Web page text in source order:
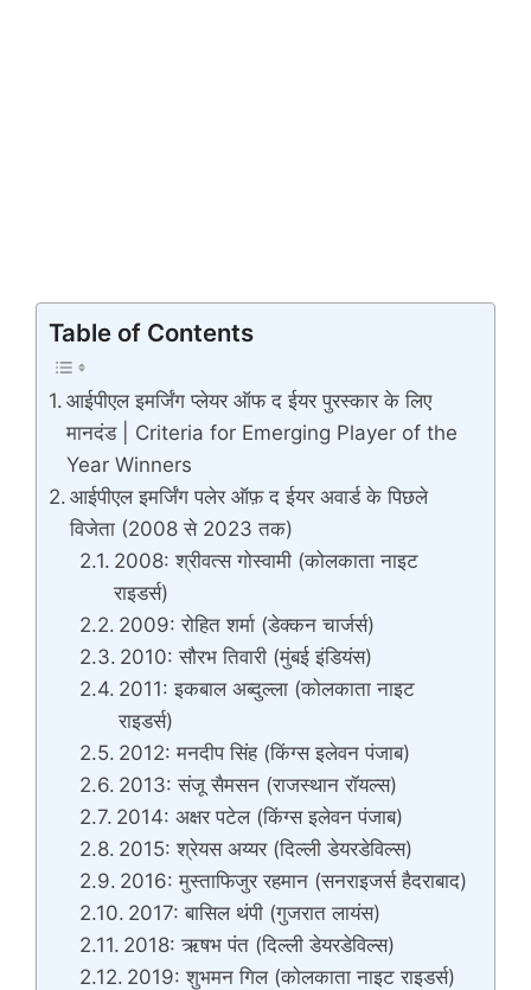
Table of Contents
आईपीएल इमर्जिंग प्लेयर ऑफ द ईयर पुरस्कार के लिए
मानदंड | Criteria for Emerging Player of the
Year Winners
आईपीएल इमर्जिंग पलेर ऑफ़ द ईयर अवार्ड के पिछले
विजेता (2008 से 2023 तक)
2008: श्रीवत्स गोस्वामी (कोलकाता नाइट
राइडर्स)
2009: रोहित शर्मा (डेक्कन चार्जर्स)
2010: सौरभ तिवारी (मुंबई इंडियंस)
2011: इकबाल अब्दुल्ला (कोलकाता नाइट
राइडर्स)
2012: मनदीप सिंह (किंग्स इलेवन पंजाब)
2013: संजू सैमसन (राजस्थान रॉयल्स)
2014: अक्षर पटेल (किंग्स इलेवन पंजाब)
2015: श्रेयस अय्यर (दिल्ली डेयरडेविल्स)
2016: मुस्ताफिजुर रहमान (सनराइजर्स हैदराबाद)
2017: बासिल थंपी (गुजरात लायंस)
2018: ऋषभ पंत (दिल्ली डेयरडेविल्स)
2019: शुभमन गिल (कोलकाता नाइट राइडर्स)